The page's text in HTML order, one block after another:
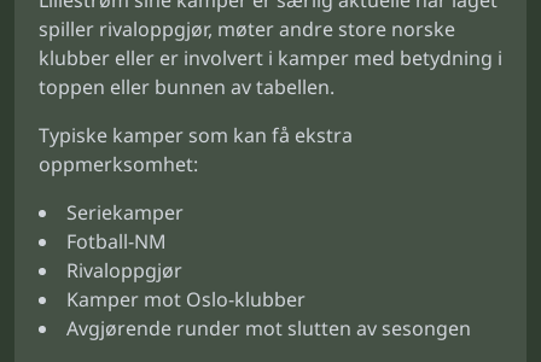
spiller rivaloppgjør, møter andre store norske
klubber eller er involvert i kamper med betydning i
toppen eller bunnen av tabellen.
Typiske kamper som kan få ekstra
oppmerksomhet:
Seriekamper
Fotball-NM
Rivaloppgjør
Kamper mot Oslo-klubber
Avgjørende runder mot slutten av sesongen